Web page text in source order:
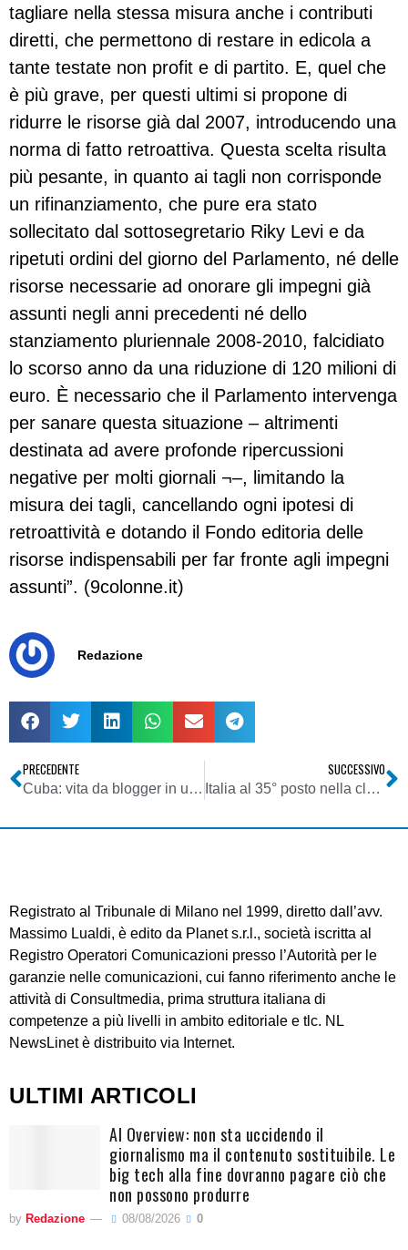
tagliare nella stessa misura anche i contributi
diretti, che permettono di restare in edicola a
tante testate non profit e di partito. E, quel che
è più grave, per questi ultimi si propone di
ridurre le risorse già dal 2007, introducendo una
norma di fatto retroattiva. Questa scelta risulta
più pesante, in quanto ai tagli non corrisponde
un rifinanziamento, che pure era stato
sollecitato dal sottosegretario Riky Levi e da
ripetuti ordini del giorno del Parlamento, né delle
risorse necessarie ad onorare gli impegni già
assunti negli anni precedenti né dello
stanziamento pluriennale 2008-2010, falcidiato
lo scorso anno da una riduzione di 120 milioni di
euro. È necessario che il Parlamento intervenga
per sanare questa situazione – altrimenti
destinata ad avere profonde ripercussioni
negative per molti giornali ¬–, limitando la
misura dei tagli, cancellando ogni ipotesi di
retroattività e dotando il Fondo editoria delle
risorse indispensabili per far fronte agli impegni
assunti”. (9colonne.it)
Redazione
PRECEDENTE
Cuba: vita da blogger in un paese “nemico di internet”
SUCCESSIVO
Italia al 35° posto nella classifica di Rsf sulla libertà di stampa
Registrato al Tribunale di Milano nel 1999, diretto dall’avv.
Massimo Lualdi, è edito da Planet s.r.l., società iscritta al
Registro Operatori Comunicazioni presso l’Autorità per le
garanzie nelle comunicazioni, cui fanno riferimento anche le
attività di Consultmedia, prima struttura italiana di
competenze a più livelli in ambito editoriale e tlc. NL
NewsLinet è distribuito via Internet.
ULTIMI ARTICOLI
AI Overview: non sta uccidendo il
giornalismo ma il contenuto sostituibile. Le
big tech alla fine dovranno pagare ciò che
non possono produrre
by Redazione 08/08/2026 0